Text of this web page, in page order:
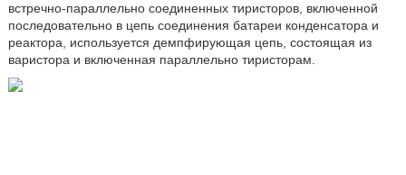
встречно-параллельно соединенных тиристоров, включенной
последовательно в цепь соединения батареи конденсатора и
реактора, используется демпфирующая цепь, состоящая из
варистора и включенная параллельно тиристорам.